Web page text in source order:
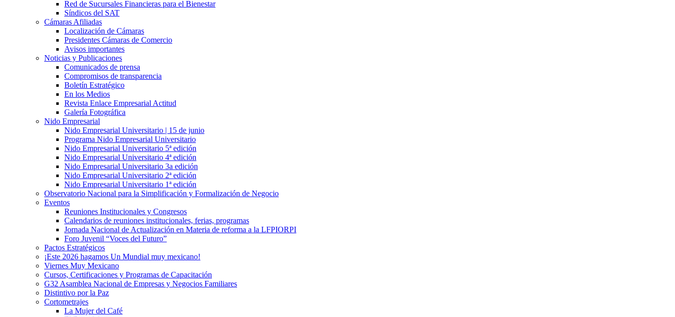
Red de Sucursales Financieras para el Bienestar
Síndicos del SAT
Cámaras Afiliadas
Localización de Cámaras
Presidentes Cámaras de Comercio
Avisos importantes
Noticias y Publicaciones
Comunicados de prensa
Compromisos de transparencia
Boletín Estratégico
En los Medios
Revista Enlace Empresarial Actitud
Galería Fotográfica
Nido Empresarial
Nido Empresarial Universitario | 15 de junio
Programa Nido Empresarial Universitario
Nido Empresarial Universitario 5ª edición
Nido Empresarial Universitario 4ª edición
Nido Empresarial Universitario 3a edición
Nido Empresarial Universitario 2ª edición
Nido Empresarial Universitario 1ª edición
Observatorio Nacional para la Simplificación y Formalización de Negocio
Eventos
Reuniones Institucionales y Congresos
Calendarios de reuniones institucionales, ferias, programas
Jornada Nacional de Actualización en Materia de reforma a la LFPIORPI
Foro Juvenil “Voces del Futuro”
Pactos Estratégicos
¡Este 2026 hagamos Un Mundial muy mexicano!
Viernes Muy Mexicano
Cursos, Certificaciones y Programas de Capacitación
G32 Asamblea Nacional de Empresas y Negocios Familiares
Distintivo por la Paz
Cortometrajes
La Mujer del Café